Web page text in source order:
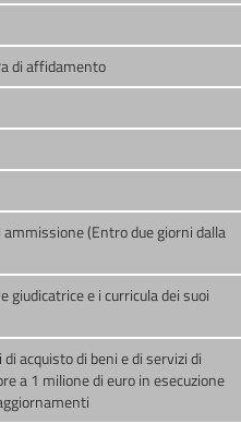
di affidamento
(Entro due giorni dalla
giudicatrice e i curricula dei suoi
acquisto di beni e di servizi di
a 1 milione di euro in esecuzione